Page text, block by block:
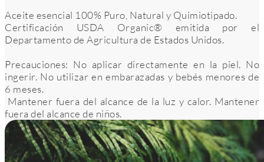
Aceite esencial 100% Puro, Natural y Quimiotipado.
Certificación USDA Organic® emitida por el
Departamento de Agricultura de Estados Unidos.
Precauciones: No aplicar directamente en la piel. No
ingerir. No utilizar en embarazadas y bebés menores de
6 meses.
Mantener fuera del alcance de la luz y calor. Mantener
fuera del alcance de niños.